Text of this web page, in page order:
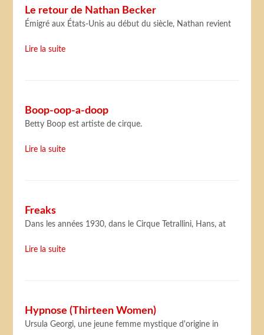
Le retour de Nathan Becker
Émigré aux États-Unis au début du siècle, Nathan revient
Lire la suite
Boop-oop-a-doop
Betty Boop est artiste de cirque.
Lire la suite
Freaks
Dans les années 1930, dans le Cirque Tetrallini, Hans, at
Lire la suite
Hypnose (Thirteen Women)
Ursula Georgi, une jeune femme mystique d'origine in